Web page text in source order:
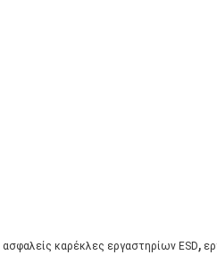
ασφαλείς καρέκλες εργαστηρίων ESD,